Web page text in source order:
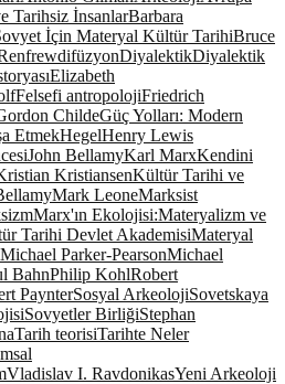
Tarihsiz İnsanlarBarbara
İçin Materyal Kültür TarihiBruce
difüzyonDiyalektikDiyalektik
Elizabeth
Felsefi antropolojiFriedrich
ChildeGüç Yolları: Modern
EtmekHegelHenry Lewis
John BellamyKarl MarxKendini
KristiansenKültür Tarihi ve
Mark LeoneMarksist
Marx'ın Ekolojisi:Materyalizm ve
Tarihi Devlet AkademisiMateryal
Michael Parker-PearsonMichael
BahnPhilip KohlRobert
PaynterSosyal ArkeolojiSovetskaya
Sovyetler BirliğiStephan
Tarih teorisiTarihte Neler
Vladislav I. RavdonikasYeni Arkeoloji